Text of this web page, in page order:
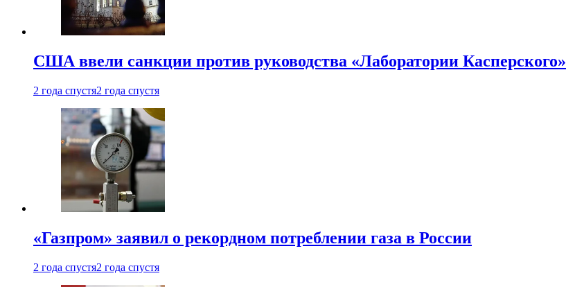
США ввели санкции против руководства «Лаборатории Касперского»
2 года спустя2 года спустя
«Газпром» заявил о рекордном потреблении газа в России
2 года спустя2 года спустя